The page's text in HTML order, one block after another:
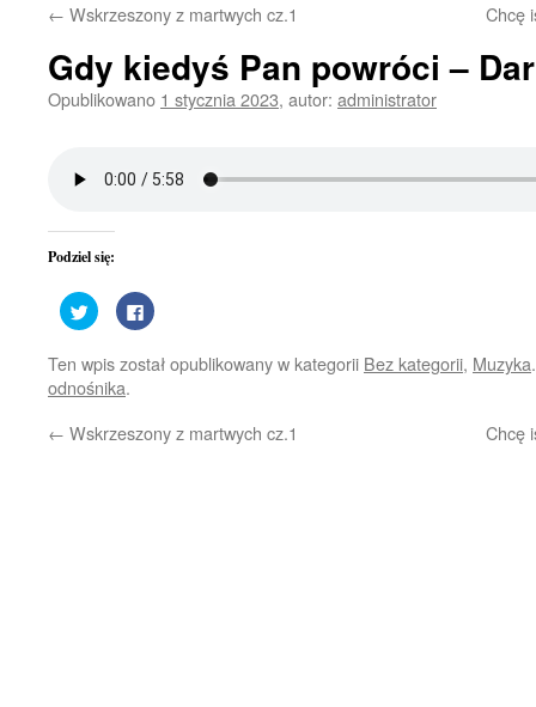
treści
← Wskrzeszony z martwych cz.1 Chcę
Gdy kiedyś Pan powróci –
Opublikowano 1 stycznia 2023, autor: administrator
Podziel się:
Udostępnij
na
Twitterze(Otwiera
w
nowym
oknie)
Kliknij,
aby
Facebooku(Otwiera
Ten wpis został opublikowany w kategorii Bez kategorii, Muzyka
odnośnika.
← Wskrzeszony z martwych cz.1 Chcę